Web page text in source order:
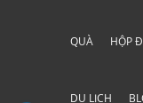
QUÀ HỘP
DU LỊCH